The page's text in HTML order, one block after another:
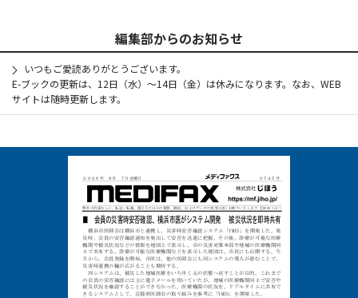
編集部からのお知らせ
いつもご愛読ありがとうございます。
E-ブックの更新は、12日（水）～14日（金）は休みになります。なお、WEB
サイトは随時更新します。